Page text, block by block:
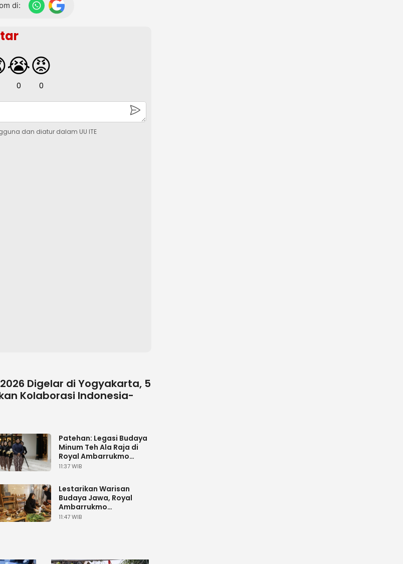
di:
😭
0
😡
0
dan diatur dalam UU ITE
Digelar di Yogyakarta, 5
Kolaborasi Indonesia-
Patehan: Legasi Budaya
Minum Teh Ala Raja di
Royal Ambarrukmo
Yogyakarta
11:37 WIB
Lestarikan Warisan
Budaya Jawa, Royal
Ambarrukmo
Yogyakarta Hadirkan
11:47 WIB